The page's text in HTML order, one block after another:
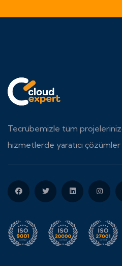
Tecrübemizle tüm
hizmetlerde yaratıcı